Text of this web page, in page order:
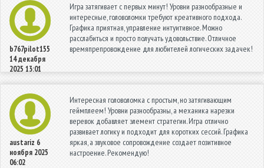
b767pilot155
14 декабря
2025 13:01
Игра затягивает с первых минут! Уровни разнообразные и
интересные, головоломки требуют креативного подхода.
Графика приятная, управление интуитивное. Можно
расслабиться и просто получать удовольствие. Отличное
времяпрепровождение для любителей логических задачек!
austariz 6
ноября 2025
06:02
Интересная головоломка с простым, но затягивающим
геймплеем! Уровни разнообразны, а механика нарезки
веревок добавляет элемент стратегии. Игра отлично
развивает логику и подходит для коротких сессий. Графика
яркая, а звуковое сопровождение создает позитивное
настроение. Рекомендую!